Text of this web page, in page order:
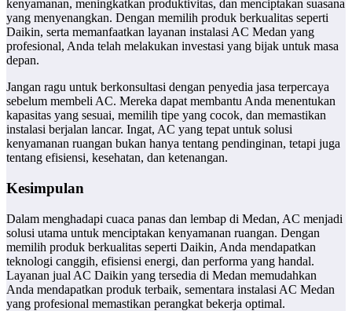
kenyamanan, meningkatkan produktivitas, dan menciptakan suasana
yang menyenangkan. Dengan memilih produk berkualitas seperti
Daikin, serta memanfaatkan layanan instalasi AC Medan yang
profesional, Anda telah melakukan investasi yang bijak untuk masa
depan.
Jangan ragu untuk berkonsultasi dengan penyedia jasa terpercaya
sebelum membeli AC. Mereka dapat membantu Anda menentukan
kapasitas yang sesuai, memilih tipe yang cocok, dan memastikan
instalasi berjalan lancar. Ingat, AC yang tepat untuk solusi
kenyamanan ruangan bukan hanya tentang pendinginan, tetapi juga
tentang efisiensi, kesehatan, dan ketenangan.
Kesimpulan
Dalam menghadapi cuaca panas dan lembap di Medan, AC menjadi
solusi utama untuk menciptakan kenyamanan ruangan. Dengan
memilih produk berkualitas seperti Daikin, Anda mendapatkan
teknologi canggih, efisiensi energi, dan performa yang handal.
Layanan jual AC Daikin yang tersedia di Medan memudahkan
Anda mendapatkan produk terbaik, sementara instalasi AC Medan
yang profesional memastikan perangkat bekerja optimal.